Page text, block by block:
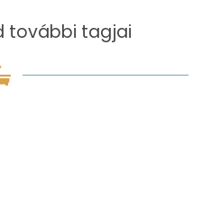
további tagjai